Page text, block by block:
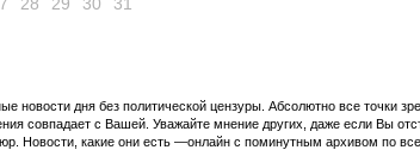
дня без политической цензуры. Абсолютно все точки
совпадает с Вашей. Уважайте мнение других, даже если Вы
Новости, какие они есть —онлайн с поминутным архивом по